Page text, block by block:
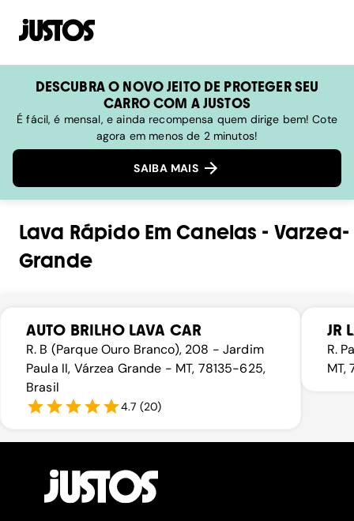
DESCUBRA O NOVO JEITO DE PROTEGER SEU
CARRO COM A JUSTOS
É fácil, é mensal, e ainda recompensa quem dirige bem! Cote
agora em menos de 2 minutos!
SAIBA MAIS
Lava RápidoEmCanelas - Varzea-
Grande
AUTO BRILHO LAVA CAR
R. B (Parque Ouro Branco), 208 - Jardim
Paula II, Várzea Grande - MT, 78135-625,
Brasil
4.7 (20)
JR
R.
MT,